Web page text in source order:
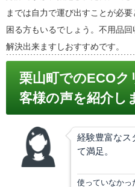
までは自力で運び出すことが必
困る方もいるでしょう。不用品
解決出来ますしおすすめです。
栗山町でのECOク
客様の声を紹介し
経験豊富なス
て満足。
使っていなかっ